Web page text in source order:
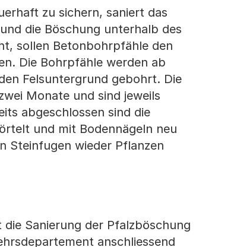
zu sichern, saniert das
die Böschung unterhalb des
sollen Betonbohrpfähle den
Die Bohrpfähle werden ab
Felsuntergrund gebohrt. Die
Monate und sind jeweils
abgeschlossen sind die
und mit Bodennägeln neu
Steinfugen wieder Pflanzen
Sanierung der Pfalzböschung
anschliessend